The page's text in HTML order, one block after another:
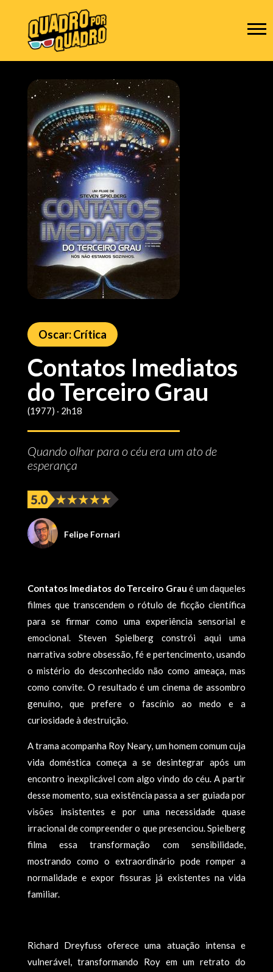
Oscar: Crítica
Contatos Imediatos
do Terceiro Grau
(1977) ‧ 2h18
Quando olhar para o céu era um ato de
esperança
Felipe Fornari
Contatos Imediatos do Terceiro Grau é um daqueles
filmes que transcendem o rótulo de ficção científica
para se firmar como uma experiência sensorial e
emocional. Steven Spielberg constrói aqui uma
narrativa sobre obsessão, fé e pertencimento, usando
o mistério do desconhecido não como ameaça, mas
como convite. O resultado é um cinema de assombro
genuíno, que prefere o fascínio ao medo e a
curiosidade à destruição.
A trama acompanha Roy Neary, um homem comum cuja
vida doméstica começa a se desintegrar após um
encontro inexplicável com algo vindo do céu. A partir
desse momento, sua existência passa a ser guiada por
visões insistentes e por uma necessidade quase
irracional de compreender o que presenciou. Spielberg
filma essa transformação com sensibilidade,
mostrando como o extraordinário pode romper a
normalidade e expor fissuras já existentes na vida
familiar.
Richard Dreyfuss oferece uma atuação intensa e
vulnerável, transformando Roy em um retrato do